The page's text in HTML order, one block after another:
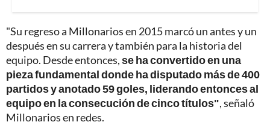
"Su regreso a Millonarios en 2015 marcó un antes y un
después en su carrera y también para la historia del
equipo. Desde entonces,se ha convertido en una
pieza fundamental donde ha disputado más de 400
partidos y anotado 59 goles, liderando entonces al
equipo en la consecución de cinco títulos", señaló
Millonarios en redes.